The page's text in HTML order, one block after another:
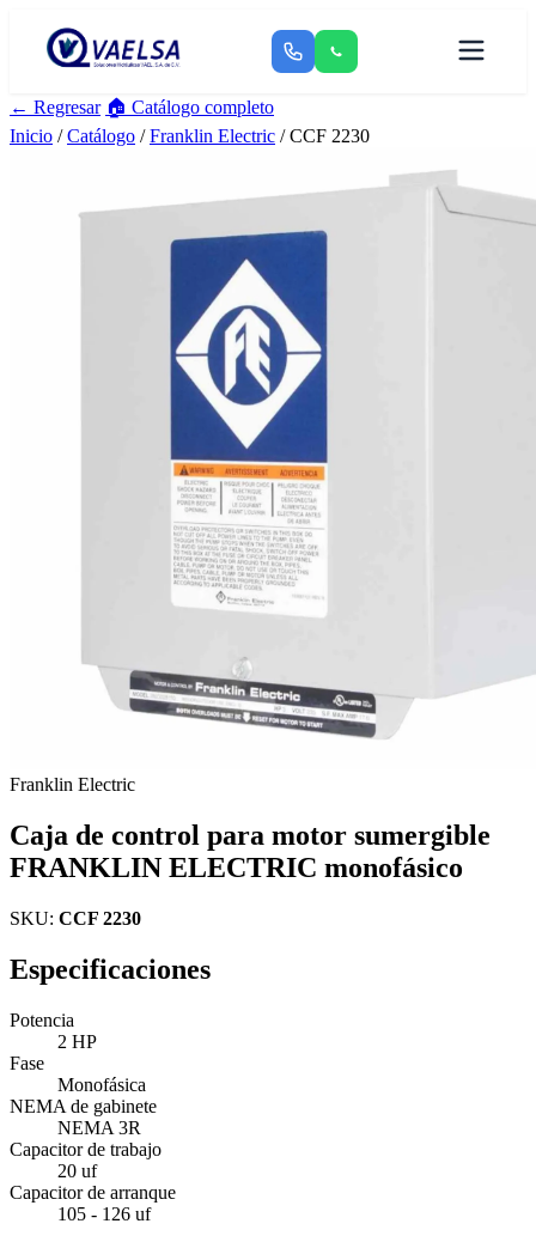
← Regresar 🏠 Catálogo completo
Inicio /Catálogo /Franklin Electric / CCF 2230
Franklin Electric
Caja de control para motor sumergible
FRANKLIN ELECTRIC monofásico
SKU: CCF 2230
Especificaciones
Potencia
2 HP
Fase
Monofásica
NEMA de gabinete
NEMA 3R
Capacitor de trabajo
20 uf
Capacitor de arranque
105 - 126 uf